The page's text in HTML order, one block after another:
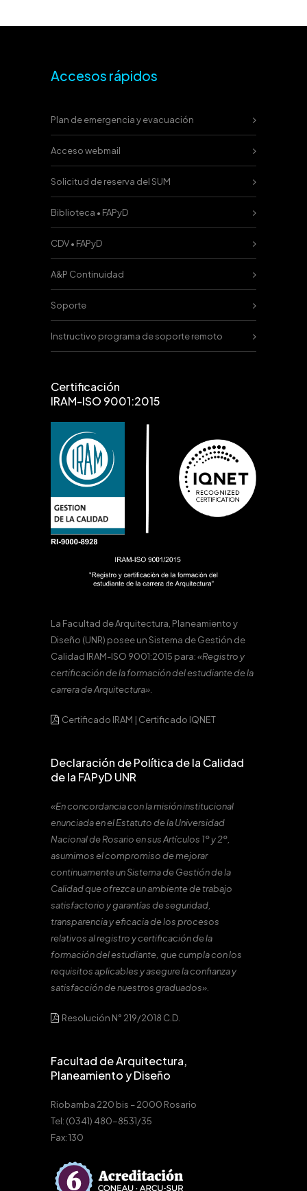
Accesos rápidos
Plan de emergencia y evacuación
Acceso webmail
Solicitud de reserva del SUM
Biblioteca • FAPyD
CDV • FAPyD
A&P Continuidad
Soporte
Instructivo programa de soporte remoto
Certificación
IRAM-ISO 9001:2015
La Facultad de Arquitectura, Planeamiento y
Diseño (UNR) posee un Sistema de Gestión de
Calidad IRAM-ISO 9001:2015 para:«Registro y
certificación de la formación del estudiante de la
carrera de Arquitectura».
Certificado IRAM | Certificado IQNET
Declaración de Política de la Calidad
de la FAPyD UNR
«En concordancia con la misión institucional
enunciada en el Estatuto de la Universidad
Nacional de Rosario en sus Artículos 1º y 2º,
asumimos el compromiso de mejorar
continuamente un Sistema de Gestión de la
Calidad que ofrezca un ambiente de trabajo
satisfactorio y garantías de seguridad,
transparencia y eficacia de los procesos
relativos al registro y certificación de la
formación del estudiante, que cumpla con los
requisitos aplicables y asegure la confianza y
satisfacción de nuestros graduados».
Resolución N° 219/2018 C.D.
Facultad de Arquitectura,
Planeamiento y Diseño
Riobamba 220 bis – 2000 Rosario
Tel: (0341) 480-8531/35
Fax: 130